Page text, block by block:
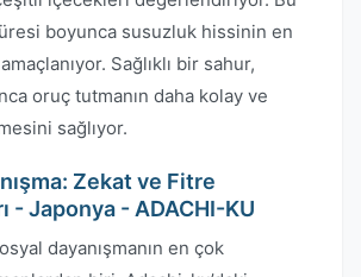
boyunca susuzluk hissinin en
Sağlıklı bir sahur,
oruç tutmanın daha kolay ve
sağlıyor.
Zekat ve Fitre
- Japonya - ADACHI-KU
dayanışmanın en çok